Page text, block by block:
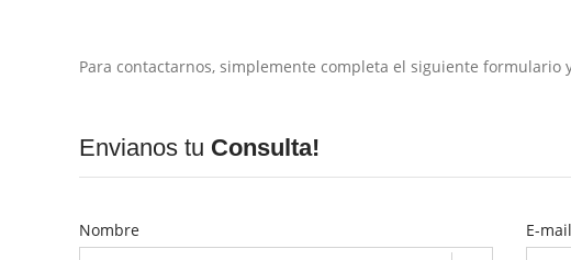
Para contactarnos, simplemente completa el siguiente formulario
Envianos tu Consulta!
Nombre E-mail